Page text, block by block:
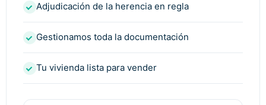
Adjudicación de la herencia en regla
Gestionamos toda la documentación
Tu vivienda lista para vender